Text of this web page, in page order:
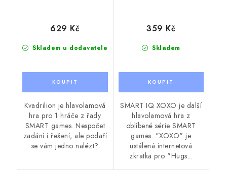
Skladem u dodavatele
629 Kč
Kvadrilion je hlavolamová
hra pro 1 hráče z řady
SMART games. Nespočet
zadání i řešení, ale podaří
se vám jedno nalézt?
Skladem
359 Kč
SMART IQ XOXO je další
hlavolamová hra z
oblíbené série SMART
games. "XOXO" je
ustálená internetová
zkratka pro "Hugs...